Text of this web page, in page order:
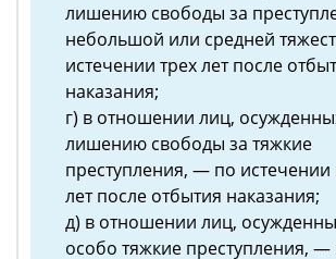
лишению свободы за
небольшой или средней
истечении трех лет после
наказания;
г) в отношении лиц,
лишению свободы за тяжкие
преступления, — по
лет после отбытия наказания;
д) в отношении лиц,
особо тяжкие преступления, —